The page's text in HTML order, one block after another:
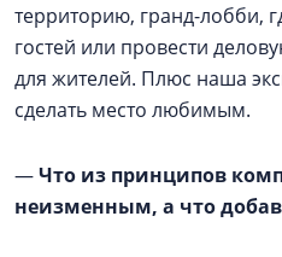
территорию, гранд-лобби,
гостей или провести
для жителей. Плюс наша
сделать место любимым.
—Что из принципов
неизменным, а что